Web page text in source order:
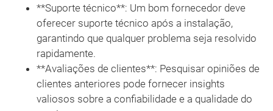
**Suporte técnico**: Um bom fornecedor deve
oferecer suporte técnico após a instalação,
garantindo que qualquer problema seja resolvido
rapidamente.
**Avaliações de clientes**: Pesquisar opiniões de
clientes anteriores pode fornecer insights
valiosos sobre a confiabilidade e a qualidade do